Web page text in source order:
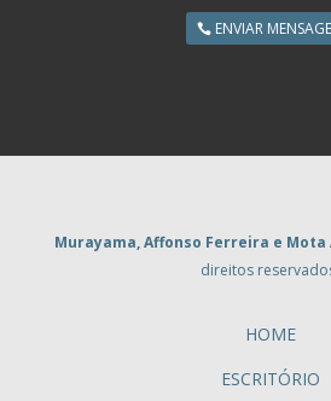
ENVIAR
Murayama, Affonso Ferreira e Mota
direitos
HOME
ESCRITÓRIO